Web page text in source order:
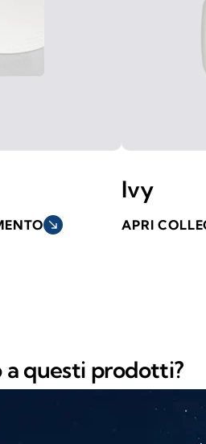
south_east
Ivy
APRI
a questi prodotti?